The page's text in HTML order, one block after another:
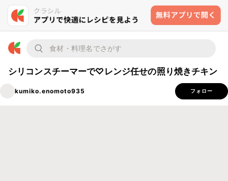
シリコンスチーマーで♡レンジ任せの照り焼きチキン
kumiko.enomoto935 フォロー